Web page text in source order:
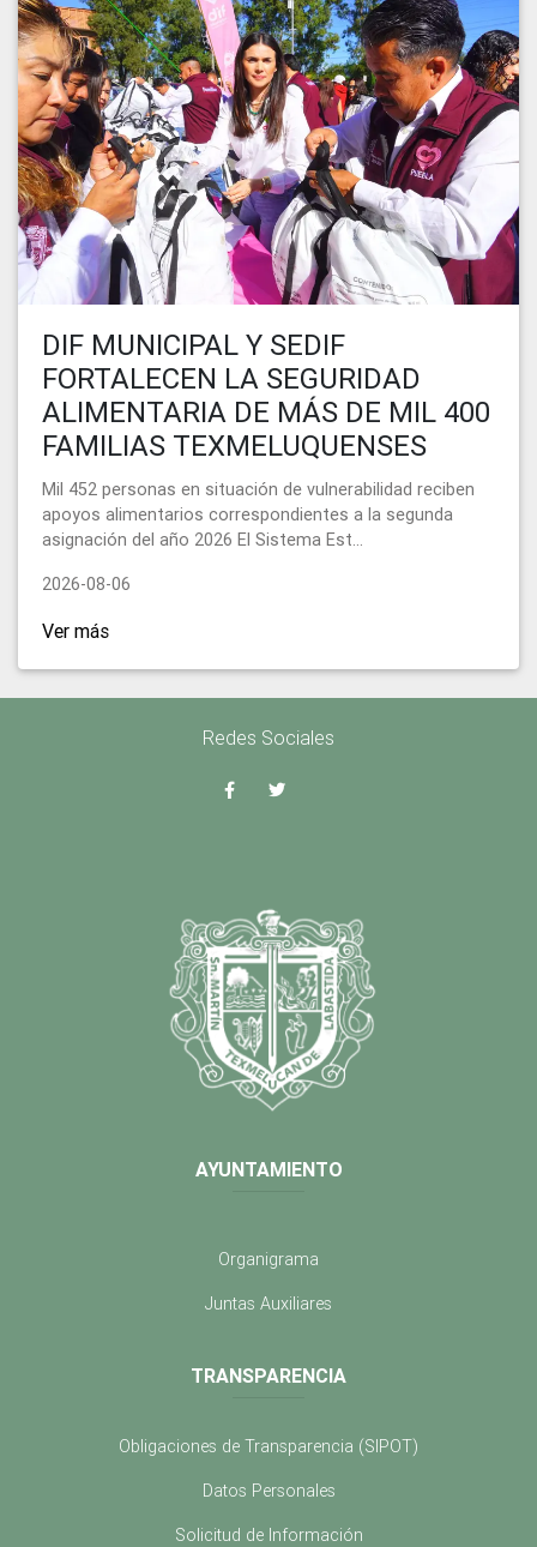
DIF MUNICIPAL Y SEDIF
FORTALECEN LA SEGURIDAD
ALIMENTARIA DE MÁS DE MIL 400
FAMILIAS TEXMELUQUENSES
Mil 452 personas en situación de vulnerabilidad reciben
apoyos alimentarios correspondientes a la segunda
asignación del año 2026 El Sistema Est...
2026-08-06
Ver más
Redes Sociales
AYUNTAMIENTO
Organigrama
Juntas Auxiliares
TRANSPARENCIA
Obligaciones de Transparencia (SIPOT)
Datos Personales
Solicitud de Información